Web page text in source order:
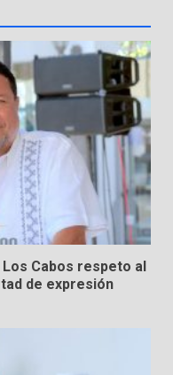
Cabos respeto al
de expresión